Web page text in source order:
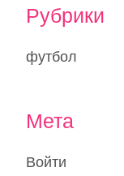
Рубрики
футбол
Мета
Войти